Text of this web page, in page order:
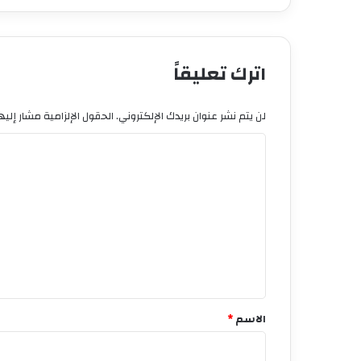
اترك تعليقاً
لن يتم نشر عنوان بريدك الإلكتروني.الحقول الإلزامية مشار
*
الاسم*